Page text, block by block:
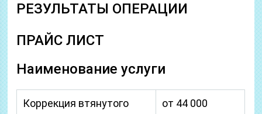
РЕЗУЛЬТАТЫ ОПЕРАЦИИ
ПРАЙС ЛИСТ
Наименование услуги
Коррекция втянутого
от 44 000